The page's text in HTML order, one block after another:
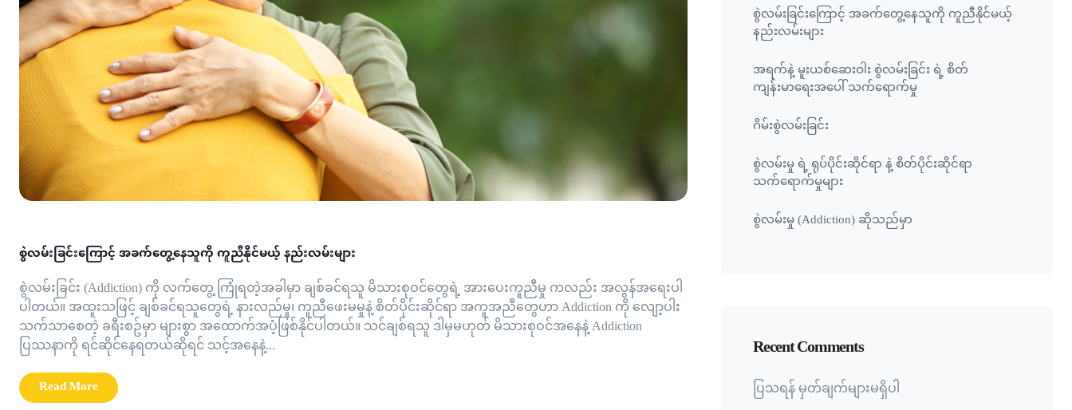
စွဲလမ်းခြင်းကြောင့် အခက်တွေ့နေသူကို ကူညီနိုင်မယ့် နည်းလမ်းများ
စွဲလမ်းခြင်း (Addiction) ကို လက်တွေ့ ကြုံရတဲ့အခါမှာ ချစ်ခင်ရသူ မိသားစုဝင်တွေရဲ့ အားပေးကူညီမှု ကလည်း အလွန်အရေးပါ
ပါတယ်။ အထူးသဖြင့် ချစ်ခင်ရသူတွေရဲ့ နားလည်မှု၊ ကူညီဖေးမမှုနဲ့ စိတ်ပိုင်းဆိုင်ရာ အကူအညီတွေဟာ Addiction ကို လျော့ပါး
သက်သာစေတဲ့ ခရီးစဥ်မှာ များစွာ အထောက်အပံ့ဖြစ်နိုင်ပါတယ်။ သင်ချစ်ရသူ ဒါမှမဟုတ် မိသားစုဝင်အနေနဲ့ Addiction
ပြဿနာကို ရင်ဆိုင်နေရတယ်ဆိုရင် သင့်အနေနဲ့...
Read More
စွဲလမ်းခြင်းကြောင့် အခက်တွေ့နေသူကို ကူညီနိုင်မယ့်
နည်းလမ်းများ
အရက်နဲ့ မူးယစ်ဆေးဝါး စွဲလမ်းခြင်း ရဲ့ စိတ်
ကျန်းမာရေးအပေါ် သက်ရောက်မှု
ဂိမ်းစွဲလမ်းခြင်း
စွဲလမ်းမှု ရဲ့ ရုပ်ပိုင်းဆိုင်ရာ နဲ့ စိတ်ပိုင်းဆိုင်ရာ
သက်ရောက်မှုများ
စွဲလမ်းမှု (Addiction) ဆိုသည်မှာ
Recent Comments
ပြသရန် မှတ်ချက်များမရှိပါ